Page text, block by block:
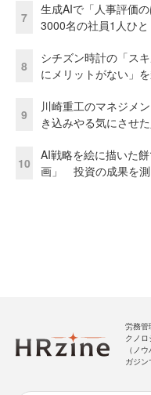
7
生成AIで「人事評価
3000名の社員1人ひ
8
シチズン時計の「ス
にメリットがない」
9
川崎重工のマネジメ
き込みやる気にさせ
10
AI戦略を絵に描いた
画」 投資の成果を測
労務管
クノ
（ノ
ガジン